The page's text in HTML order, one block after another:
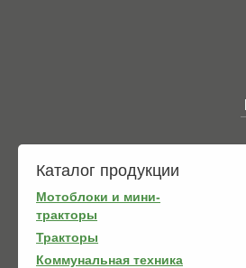
Каталог продукции
Мотоблоки и мини-
тракторы
Тракторы
Коммунальная техника